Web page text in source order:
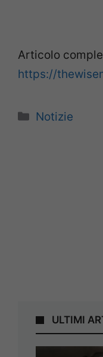
Articolo
https://
Categorie
Notizie
ULTIMI